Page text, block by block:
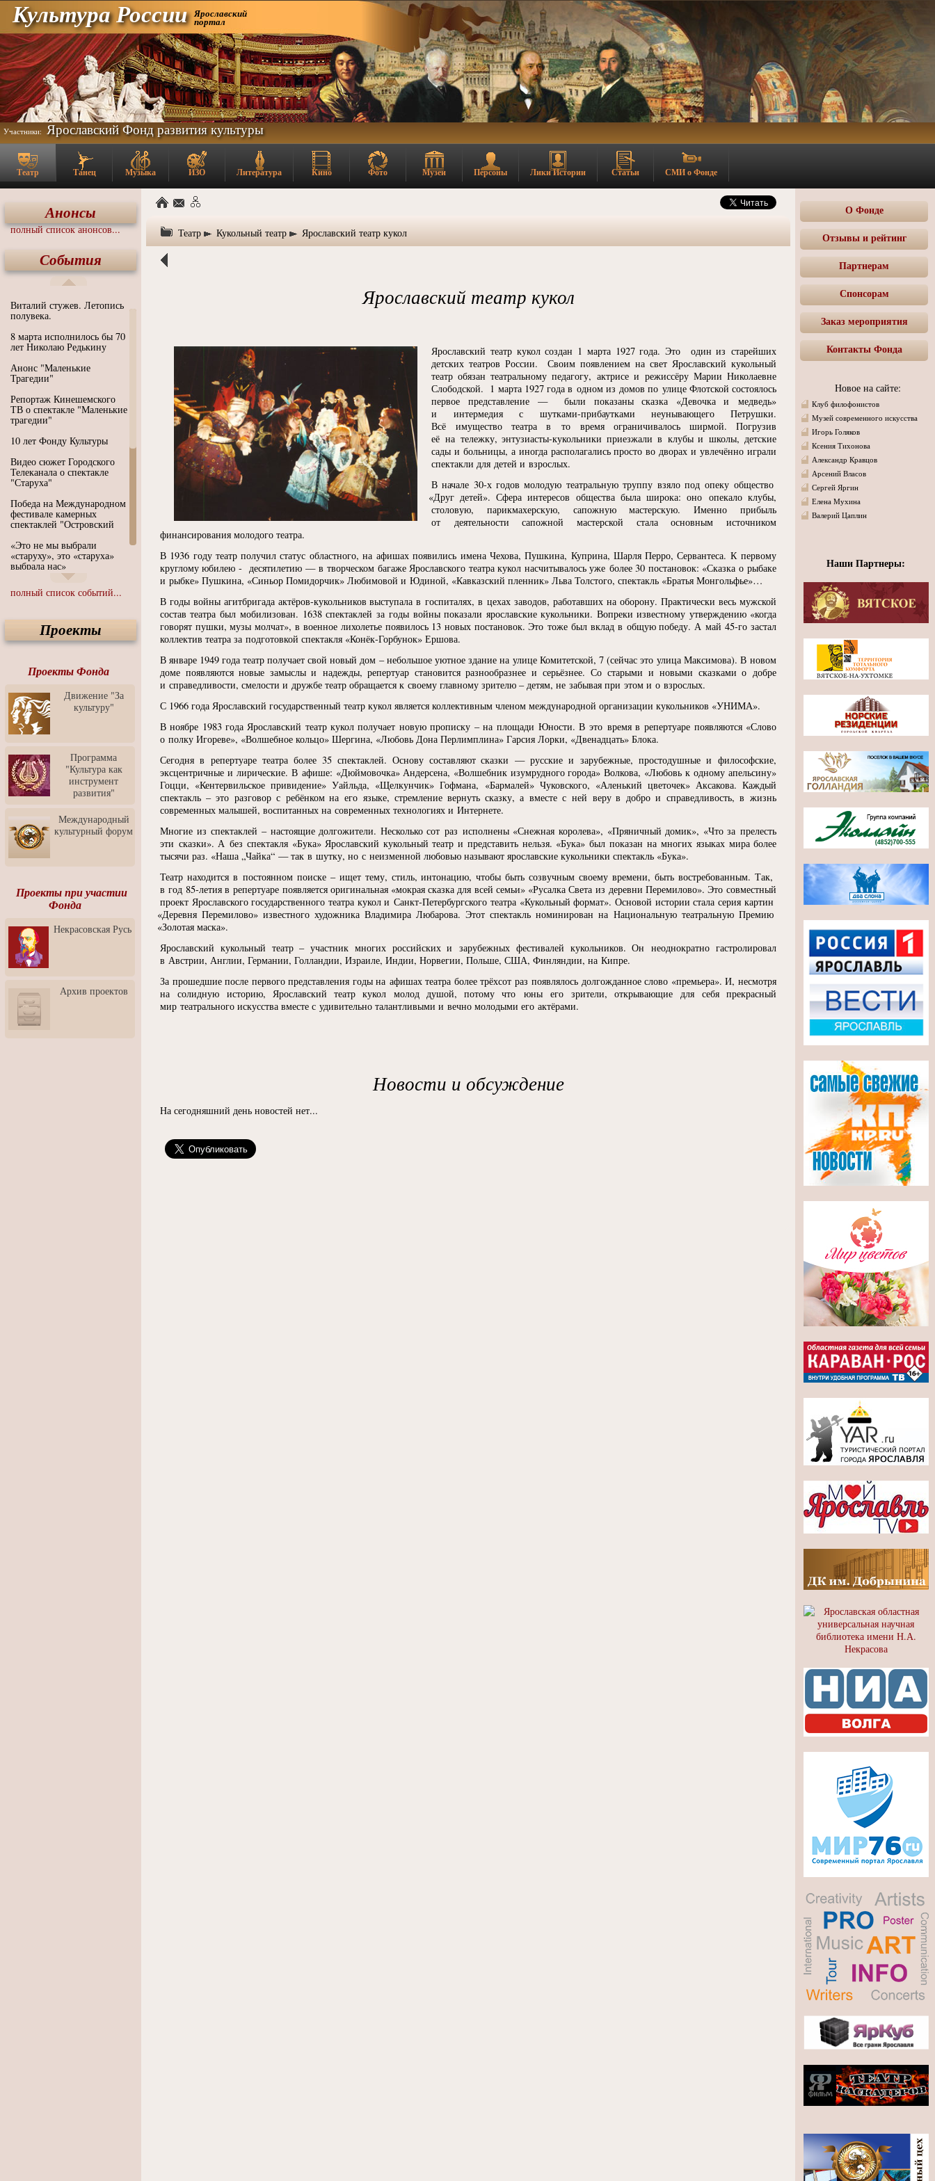
Культура России Ярославский
портал
Участники: Ярославский Фонд развития культуры
Театр Танец Музыка ИЗО Литература Кино Фото Музеи Персоны Лики Истории Статьи СМИ о Фонде
Анонсы
полный список анонсов...
События
Виталий стужев. Летопись
полувека.
8 марта исполнилось бы 70
лет Николаю Редькину
Анонс "Маленькие
Трагедии"
Репортаж Кинешемского
ТВ о спектакле "Маленькие
трагедии"
10 лет Фонду Культуры
Видео сюжет Городского
Телеканала о спектакле
"Старуха"
Победа на Международном
фестивале камерных
спектаклей "Островский
«Это не мы выбрали
«старуху», это «старуха»
выбрала нас»
Иммерсивный спектакль
"Язык чистого полета
Спектакль "Крик" в Музее
Современного Искусства
современного искусства от
Медиа-школа "ФОКУС"
Моноспектакль
"Вертинский. Исповедь
Барона"
"Притяжение" в центре
ЛЕКСУС - ЯРОСЛАВЛЬ
Презентация выставки
Зураба Церетели
Пресс-конференция к
открытию выставки Зураба
Церетели
Фестиваль уличной
Отчётный концерт детского
театра танца "Задоринка"
Профессионалов - Эпизод
3: Обусловленности
человека и их влияние на
карьеру
скульптором Дмитрием
Тугариновым
АртБульвар в День города
полный список событий...
Проекты
Проекты Фонда
Движение "За
культуру"
Программа
"Культура как
инструмент
развития"
Международный
культурный форум
Проекты при участии
Фонда
Некрасовская Русь
Архив проектов
Театр Кукольный театр Ярославский театр кукол
Ярославский театр кукол
Ярославский театр кукол создан 1 марта 1927 года. Это один из старейших
детских театров России. Своим появлением на свет Ярославский кукольный
театр обязан театральному педагогу, актрисе и режиссёру Марии Николаевне
Слободской. 1 марта 1927 года в одном из домов по улице Флотской состоялось
первое представление — были показаны сказка
«Девочка и медведь»
и интермедия с шутками-прибаутками неунывающего Петрушки.
Всё имущество театра в то время ограничивалось ширмой. Погрузив
её на тележку, энтузиасты-кукольники приезжали в клубы и школы, детские
сады и больницы, а иногда располагались просто во дворах и увлечённо играли
спектакли для детей и взрослых.
В начале 30-х годов молодую театральную труппу взяло под опеку общество
«Друг детей». Сфера интересов общества была широка: оно опекало клубы,
столовую, парикмахерскую, сапожную мастерскую. Именно прибыль
от деятельности сапожной мастерской стала основным источником
финансирования молодого театра.
В 1936 году театр получил статус областного, на афишах появились имена Чехова, Пушкина, Куприна, Шарля Перро, Сервантеса. К первому
круглому юбилею - десятилетию — в творческом багаже Ярославского театра кукол насчитывалось уже более 30 постановок: «Сказка о рыбаке
и рыбке» Пушкина, «Синьор Помидорчик» Любимовой и Юдиной, «Кавказский пленник» Льва Толстого, спектакль «Братья Монгольфье»…
В годы войны агитбригада актёров-кукольников выступала в госпиталях, в цехах заводов, работавших на оборону. Практически весь мужской
состав театра был мобилизован. 1638 спектаклей за годы войны показали ярославские кукольники. Вопреки известному утверждению «когда
говорят пушки, музы молчат», в военное лихолетье появилось 13 новых постановок. Это тоже был вклад в общую победу. А май 45-го застал
коллектив театра за подготовкой спектакля «Конёк-Горбунок» Ершова.
В январе 1949 года театр получает свой новый дом – небольшое уютное здание на улице Комитетской, 7 (сейчас это улица Максимова). В новом
доме появляются новые замыслы и надежды, репертуар становится разнообразнее и серьёзнее. Со старыми и новыми сказками о добре
и справедливости, смелости и дружбе театр обращается к своему главному зрителю – детям, не забывая при этом и о взрослых.
С 1966 года Ярославский государственный театр кукол является коллективным членом международной организации кукольников «УНИМА».
В ноябре 1983 года Ярославский театр кукол получает новую прописку – на площади Юности. В это время в репертуаре появляются «Слово
о полку Игореве», «Волшебное кольцо» Шергина, «Любовь Дона Перлимплина» Гарсия Лорки, «Двенадцать» Блока.
Сегодня в репертуаре театра более 35 спектаклей. Основу составляют сказки — русские и зарубежные, простодушные и философские,
эксцентричные и лирические. В афише: «Дюймовочка» Андерсена, «Волшебник изумрудного города» Волкова, «Любовь к одному апельсину»
Гоцци, «Кентервильское привидение» Уайльда, «Щелкунчик» Гофмана, «Бармалей» Чуковского, «Аленький цветочек» Аксакова. Каждый
спектакль – это разговор с ребёнком на его языке, стремление вернуть сказку, а вместе с ней веру в добро и справедливость, в жизнь
современных малышей, воспитанных на современных технологиях и Интернете.
Многие из спектаклей – настоящие долгожители. Несколько сот раз исполнены «Снежная королева», «Пряничный домик», «Что за прелесть
эти сказки». А без спектакля «Бука» Ярославский кукольный театр и представить нельзя. «Бука» был показан на многих языках мира более
тысячи раз. «Наша „Чайка“ — так в шутку, но с неизменной любовью называют ярославские кукольники спектакль «Бука».
Театр находится в постоянном поиске – ищет тему, стиль, интонацию, чтобы быть созвучным своему времени, быть востребованным. Так,
в год 85-летия в репертуаре появляется оригинальная «мокрая сказка для всей семьи» «Русалка Света из деревни Перемилово». Это совместный
проект Ярославского государственного театра кукол и Санкт-Петербургского театра «Кукольный формат». Основой истории стала серия картин
«Деревня Перемилово» известного художника Владимира Любарова. Этот спектакль номинирован на Национальную театральную Премию
«Золотая маска».
Ярославский кукольный театр – участник многих российских и зарубежных фестивалей кукольников. Он неоднократно гастролировал
в Австрии, Англии, Германии, Голландии, Израиле, Индии, Норвегии, Польше, США, Финляндии, на Кипре.
За прошедшие после первого представления годы на афишах театра более трёхсот раз появлялось долгожданное слово «премьера». И, несмотря
на солидную историю, Ярославский театр кукол молод душой, потому что юны его зрители, открывающие для себя прекрасный
мир театрального искусства вместе с удивительно талантливыми и вечно молодыми его актёрами.
Новости и обсуждение
На сегодняшний день новостей нет...
О Фонде
Отзывы и рейтинг
Партнерам
Спонсорам
Заказ мероприятия
Контакты Фонда
Новое на сайте:
Клуб филофонистов
Музей современного искусства
Игорь Голяков
Ксения Тихонова
Александр Кравцов
Арсений Власов
Сергей Яргин
Елена Мухина
Валерий Цаплин
Наши Партнеры: